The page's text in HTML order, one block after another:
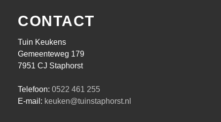
CONTACT
Tuin Keukens
Gemeenteweg 179
7951 CJ Staphorst
Telefoon: 0522 461 255
E-mail: keuken@tuinstaphorst.nl